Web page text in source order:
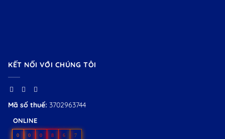
KẾT NỐI VỚI CHÚNG TÔI
Mã số thuế: 3702963744
ONLINE
0 0 0 8 6 7